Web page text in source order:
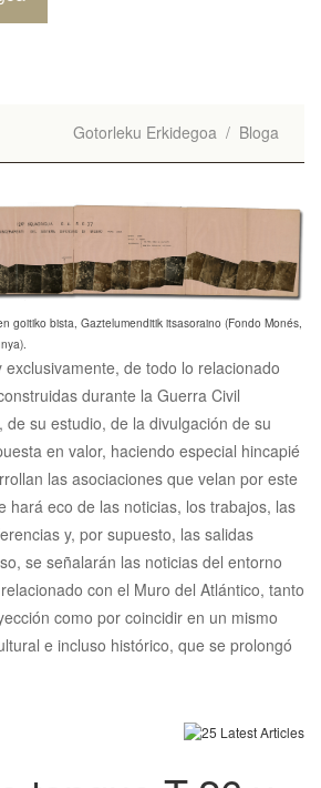
Gotorleku Erkidegoa / Bloga
goitiko bista, Gaztelumenditik itsasoraino (Fondo Monés,
de todo lo relacionado
durante la Guerra Civil
su estudio, de la divulgación de su
en valor, haciendo especial hincapié
las asociaciones que velan por este
hará eco de las noticias, los trabajos, las
y, por supuesto, las salidas
se señalarán las noticias del entorno
con el Muro del Atlántico, tanto
como por coincidir en un mismo
e incluso histórico, que se prolongó